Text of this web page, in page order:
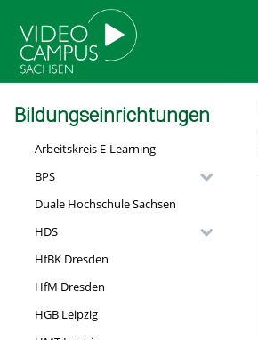
Bildungseinrichtungen
Arbeitskreis E-Learning
BPS
Duale Hochschule Sachsen
HDS
HfBK Dresden
HfM Dresden
HGB Leipzig